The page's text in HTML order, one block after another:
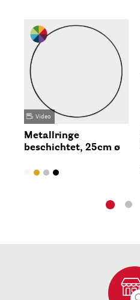
Video
Metallringe
beschichtet, 25cm ø